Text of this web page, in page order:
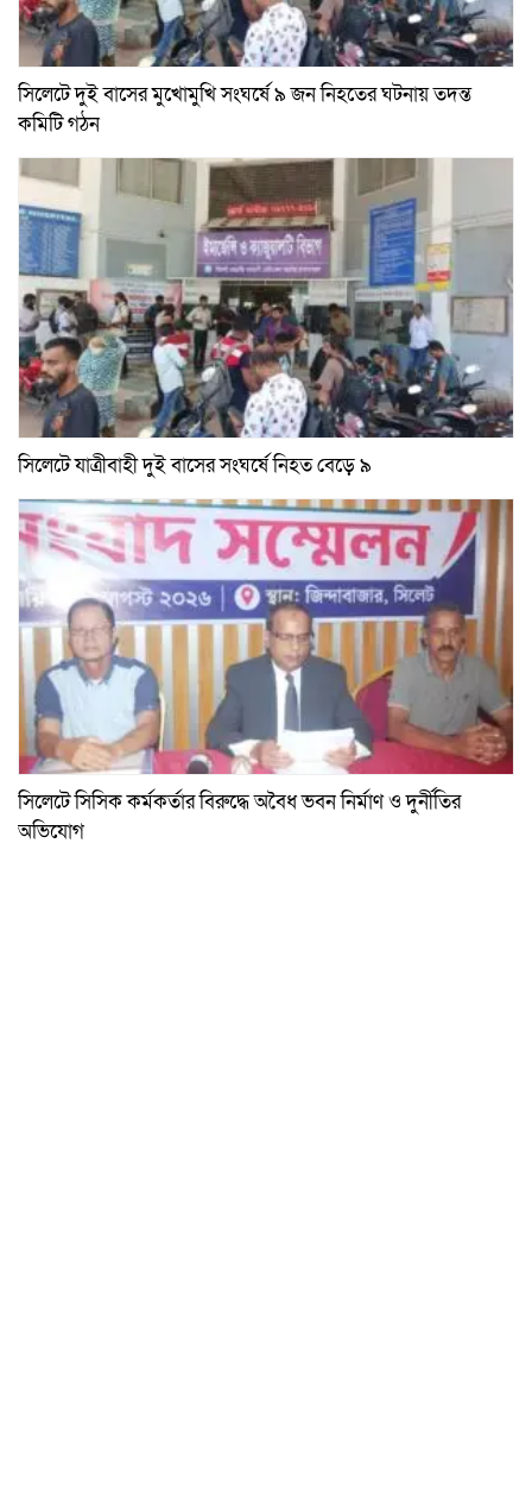
সিলেটে দুই বাসের মুখোমুখি সংঘর্ষে ৯ জন নিহতের ঘটনায় তদন্ত
কমিটি গঠন
সিলেটে যাত্রীবাহী দুই বাসের সংঘর্ষে নিহত বেড়ে ৯
সিলেটে সিসিক কর্মকর্তার বিরুদ্ধে অবৈধ ভবন নির্মাণ ও দুর্নীতির
অভিযোগ